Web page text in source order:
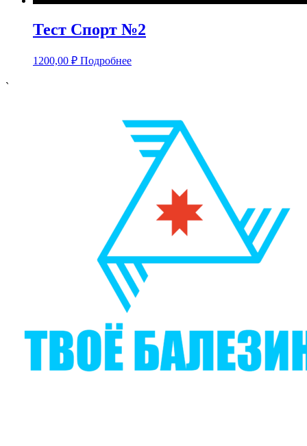
Тест Спорт №2
1200,00 ₽ Подробнее
`